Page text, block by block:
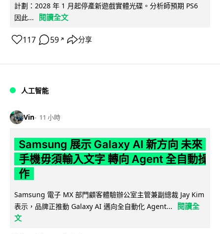
計劃：2028 年 1 月起停產新遊戲實體光碟。分析師預期 PS6
因此...
閱讀全文
117 59 ↗ 分享
人工智能
Vin 11 小時
Samsung 展示 Galaxy AI 新方向 未來
手機毋須輸入文字 轉向 Agent 全自動操
作
Samsung 電子 MX 部門顧客體驗辦公室主管兼副總裁 Jay Kim
表示，品牌正推動 Galaxy AI 邁向全自動化 Agent...
閱讀全
文